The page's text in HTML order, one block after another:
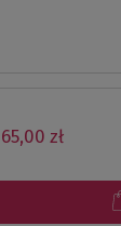
65,00 zł